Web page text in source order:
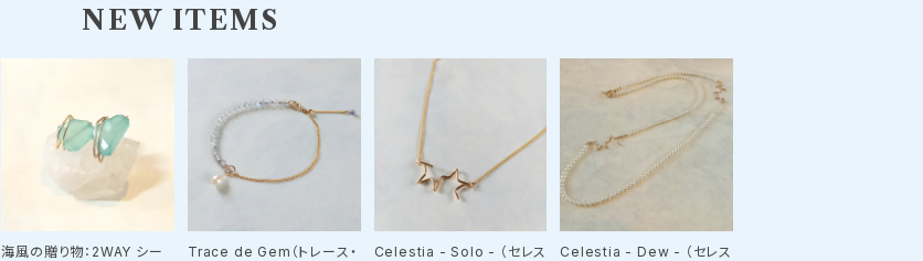
NEW ITEMS
海風の贈り物：2WAY シー
Trace de Gem（トレース・
Celestia - Solo - （セレス
Celestia - Dew - （セレス